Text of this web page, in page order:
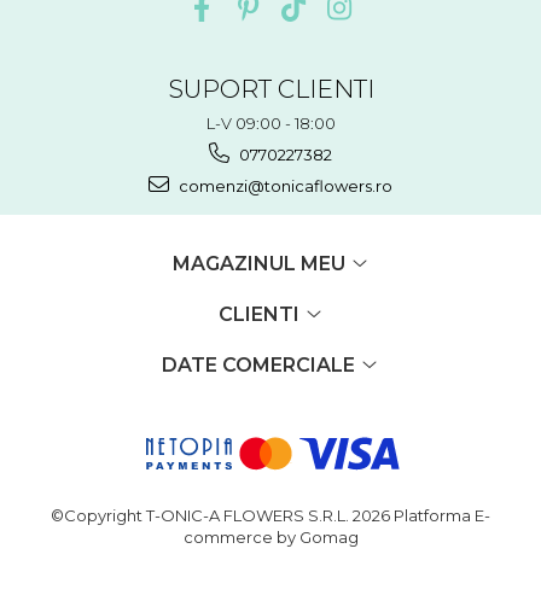
SUPORT CLIENTI
L-V 09:00 - 18:00
0770227382
comenzi@tonicaflowers.ro
MAGAZINUL MEU
CLIENTI
DATE COMERCIALE
©Copyright T-ONIC-A FLOWERS S.R.L. 2026 Platforma E-
commerce by Gomag